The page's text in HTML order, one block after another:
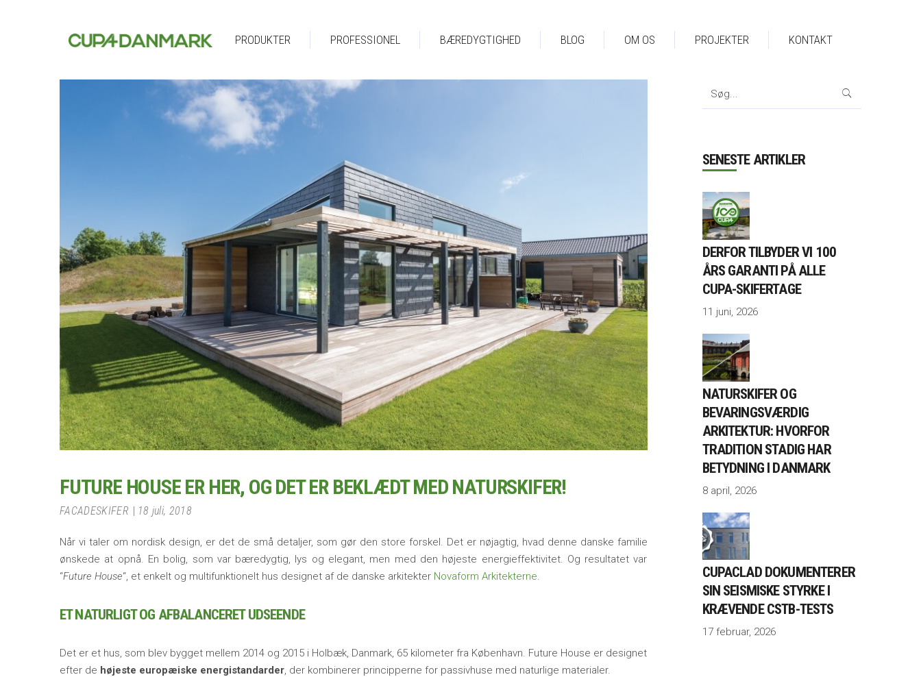
PRODUKTER PROFESSIONEL BÆREDYGTIGHED BLOG OM OS PROJEKTER KONTAKT
FUTURE HOUSE ER HER, OG DET ER BEKLÆDT MED NATURSKIFER!
FACADESKIFER 18 juli, 2018
Når vi taler om nordisk design, er det de små detaljer, som gør den store forskel. Det er nøjagtig, hvad denne danske familie
ønskede at opnå. En bolig, som var bæredygtig, lys og elegant, men med den højeste energieffektivitet. Og resultatet var
“Future House“, et enkelt og multifunktionelt hus designet af de danske arkitekter Novaform Arkitekterne.
ET NATURLIGT OG AFBALANCERET UDSEENDE
Det er et hus, som blev bygget mellem 2014 og 2015 i Holbæk, Danmark, 65 kilometer fra København. Future House er designet
efter de højeste europæiske energistandarder, der kombinerer principperne for passivhuse med naturlige materialer.
Search
SENESTE ARTIKLER
DERFOR TILBYDER VI 100
ÅRS GARANTI PÅ ALLE
CUPA-SKIFERTAGE
11 juni, 2026
NATURSKIFER OG
BEVARINGSVÆRDIG
ARKITEKTUR: HVORFOR
TRADITION STADIG HAR
BETYDNING I DANMARK
8 april, 2026
CUPACLAD DOKUMENTERER
SIN SEISMISKE STYRKE I
KRÆVENDE CSTB-TESTS
17 februar, 2026